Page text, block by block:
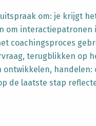
om: je krijgt
interactiepatronen
coachingsproces
terugblikken op
handelen:
de laatste stap